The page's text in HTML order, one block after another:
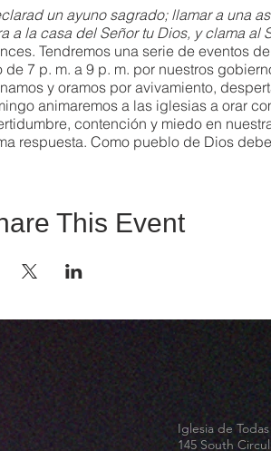
un ayuno sagrado; llamar a una
a la casa del Señor tu Dios, y clama al
Tendremos una serie de eventos
de 7 p. m. a 9 p. m. por nuestros
y oramos por avivamiento,
animaremos a las iglesias a orar
contención y miedo en
respuesta. Como pueblo de Dios
el evento de Facebook aquí
This Event
Iglesia de
145 South